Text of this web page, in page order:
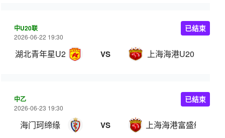
中U20联
2026-06-22 19:30
湖北青年星U20 VS 上海海港U20
已结束
中乙
2026-06-23 19:30
海门珂缔缘 VS 上海海港富盛经开
已结束